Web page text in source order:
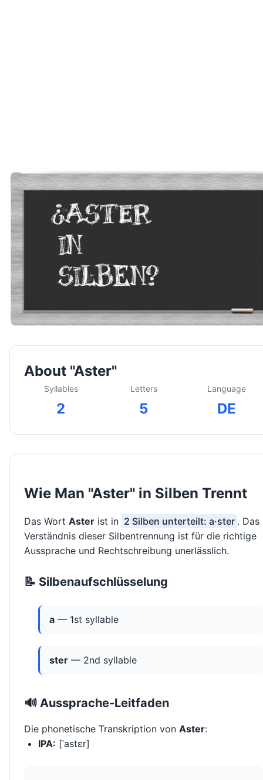
About "Aster"
Syllables
2
Letters
5
Language
DE
Wie Man "Aster" in Silben Trennt
Das Wort Aster ist in 2 Silben unterteilt: a·ster . Das
Verständnis dieser Silbentrennung ist für die richtige
Aussprache und Rechtschreibung unerlässlich.
📝 Silbenaufschlüsselung
a — 1st syllable
ster — 2nd syllable
🔊 Aussprache-Leitfaden
Die phonetische Transkription von Aster:
IPA: [ˈastɛr]